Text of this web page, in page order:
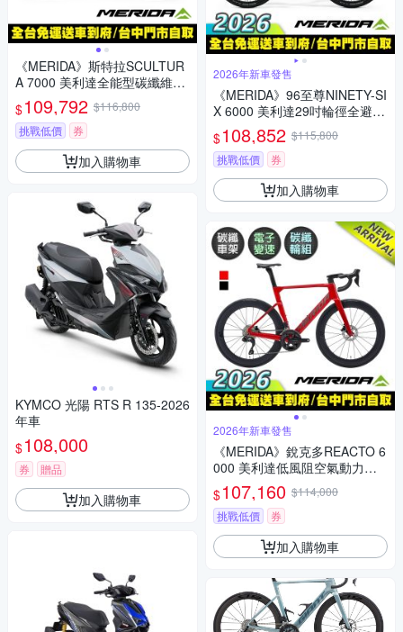
《MERIDA》斯特拉SCULTUR
A 7000 美利達全能型碳纖維碟
煞公路車 無附踏板/SRAM無線
變速/碳纖輪組/跑車
$109,792 $116,800
挑戰低價
券
加入購物車
KYMCO 光陽 RTS R 135-2026
年車
$108,000
券 贈品
加入購物車
2026年新車發售
《MERIDA》96至尊NINETY-SI
X 6000 美利達29吋輪徑全避震
碳纖維越野登山車 無附踏板/越
野/林道/XC/馬拉松越野/長途耐
力自行車/美利達2026
$108,852 $115,800
挑戰低價
券
加入購物車
2026年新車發售
《MERIDA》銳克多REACTO 6
000 美利達低風阻空氣動力碳
纖跑車 無附踏板/SC60碳纖板
輪/105電變/巴林勝利/公路車/美
利達2026
$107,160 $114,000
挑戰低價
券
加入購物車